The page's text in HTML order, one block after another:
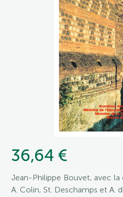
36,64 €
Jean-Philippe Bouvet, avec
A. Colin, St. Deschamps et A.